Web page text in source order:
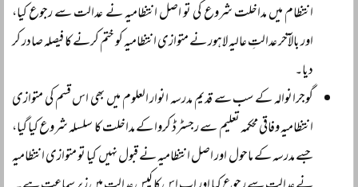
انتظام میں مداخلت شروع کی تو اصل انتظامیہ نے عدالت سے رجوع کیا،
اور بالآخر عدالتِ عالیہ لاہور نے متوازی انتظامیہ کو ختم کرنے کا فیصلہ صادر کر
دیا۔
گوجرانوالہ کے سب سے قدیم مدرسہ انوار العلوم میں بھی اس قسم کی متوازی
انتظامیہ وفاقی محکمہ تعلیم سے رجسٹرڈ کروا کے مداخلت کا سلسلہ شروع کیا گیا،
جسے مدرسہ کے ماحول اور اصل انتظامیہ نے قبول نہیں کیا تو متوازی انتظامیہ